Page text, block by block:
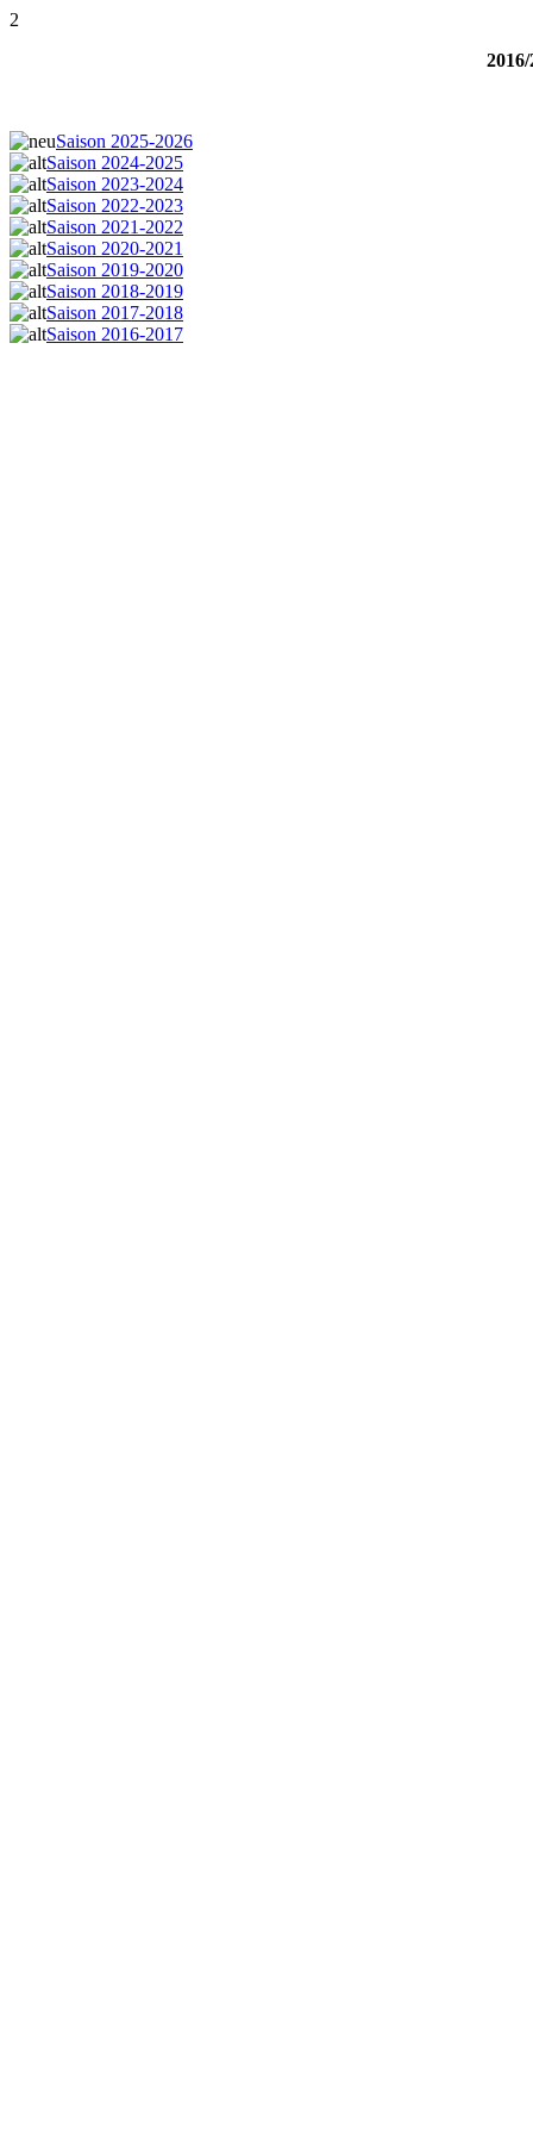
2
Saison 2025-2026
Saison 2024-2025
Saison 2023-2024
Saison 2022-2023
Saison 2021-2022
Saison 2020-2021
Saison 2019-2020
Saison 2018-2019
Saison 2017-2018
Saison 2016-2017